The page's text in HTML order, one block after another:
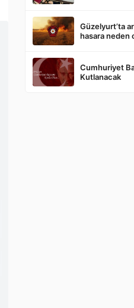
Güzelyurt’ta
hasara neden
Cumhuriyet
Kutlanacak